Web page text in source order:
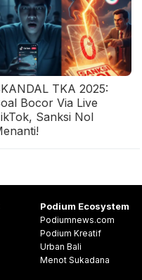
TKA 2025:
Bocor Via Live
Sanksi Nol
Podium Ecosystem
Podiumnews.com
Podium Kreatif
Urban Bali
Menot Sukadana